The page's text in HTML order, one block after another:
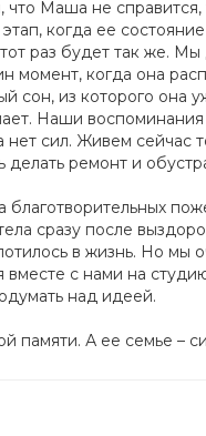
Маша не
когда ее
раз будет так же.
момент, когда она
сон, из которого
Наши
нет сил. Живем
делать ремонт и
благотворительных
сразу после
в жизнь. Но мы
вместе с нами на
над идеей.
памяти. А ее семье –